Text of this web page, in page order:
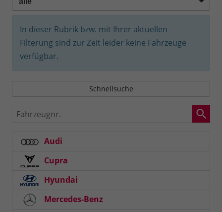
In dieser Rubrik bzw. mit Ihrer aktuellen
Filterung sind zur Zeit leider keine Fahrzeuge
verfügbar.
Schnellsuche
Fahrzeugnr.
Audi
Cupra
Hyundai
Mercedes-Benz